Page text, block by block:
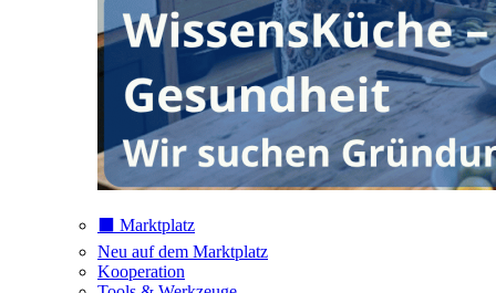
⬛️ Marktplatz
Neu auf dem Marktplatz
Kooperation